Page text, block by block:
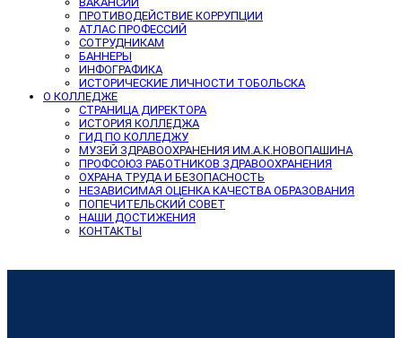
ПРОТИВОДЕЙСТВИЕ КОРРУПЦИИ
АТЛАС ПРОФЕССИЙ
СОТРУДНИКАМ
БАННЕРЫ
ИНФОГРАФИКА
ИСТОРИЧЕСКИЕ ЛИЧНОСТИ ТОБОЛЬСКА
О КОЛЛЕДЖЕ
СТРАНИЦА ДИРЕКТОРА
ИСТОРИЯ КОЛЛЕДЖА
ГИД ПО КОЛЛЕДЖУ
МУЗЕЙ ЗДРАВООХРАНЕНИЯ ИМ.А.К.НОВОПАШИНА
ПРОФСОЮЗ РАБОТНИКОВ ЗДРАВООХРАНЕНИЯ
ОХРАНА ТРУДА И БЕЗОПАСНОСТЬ
НЕЗАВИСИМАЯ ОЦЕНКА КАЧЕСТВА ОБРАЗОВАНИЯ
ПОПЕЧИТЕЛЬСКИЙ СОВЕТ
НАШИ ДОСТИЖЕНИЯ
КОНТАКТЫ